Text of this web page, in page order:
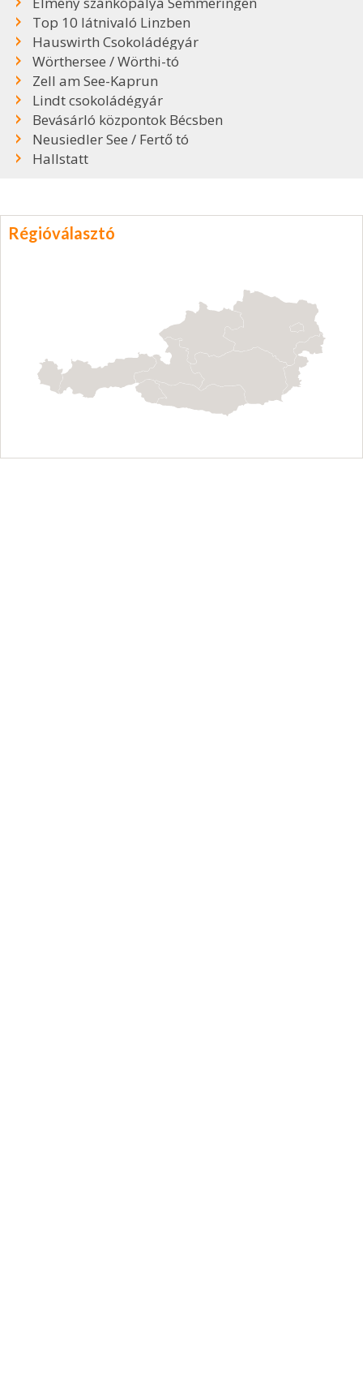
Top 10 látnivaló Linzben
Hauswirth Csokoládégyár
Wörthersee / Wörthi-tó
Zell am See-Kaprun
Lindt csokoládégyár
Bevásárló központok Bécsben
Neusiedler See / Fertő tó
Hallstatt
Régióválasztó